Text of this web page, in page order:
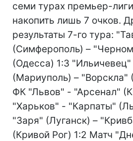
семи турах премьер-
накопить лишь 7 очков.
результаты 7-го тура:
(Симферополь) –
(Одесса) 1:3 "Ильичевец"
(Мариуполь) – "Ворскла"
ФК "Львов" - "Арсенал"
"Харьков" - "Карпаты"
"Заря" (Луганск) –
(Кривой Рог) 1:2 Матч